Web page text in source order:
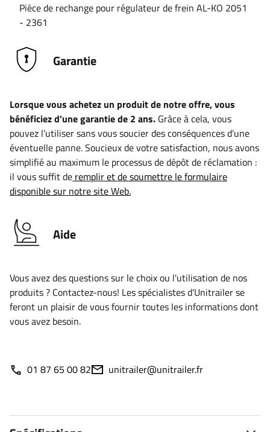
Pièce de rechange pour régulateur de frein AL-KO 2051
- 2361
Garantie
Lorsque vous achetez un produit de notre offre, vous
bénéficiez d'une garantie de 2 ans. Grâce à cela, vous
pouvez l’utiliser sans vous soucier des conséquences d’une
éventuelle panne. Soucieux de votre satisfaction, nous avons
simplifié au maximum le processus de dépôt de réclamation :
il vous suffit de remplir et de soumettre le formulaire
disponible sur notre site Web.
Aide
Vous avez des questions sur le choix ou l'utilisation de nos
produits ? Contactez-nous! Les spécialistes d'Unitrailer se
feront un plaisir de vous fournir toutes les informations dont
vous avez besoin.
01 87 65 00 82 unitrailer@unitrailer.fr